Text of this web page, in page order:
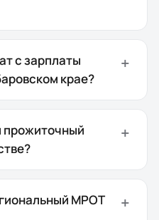
с зарплаты
крае?
МРОТ